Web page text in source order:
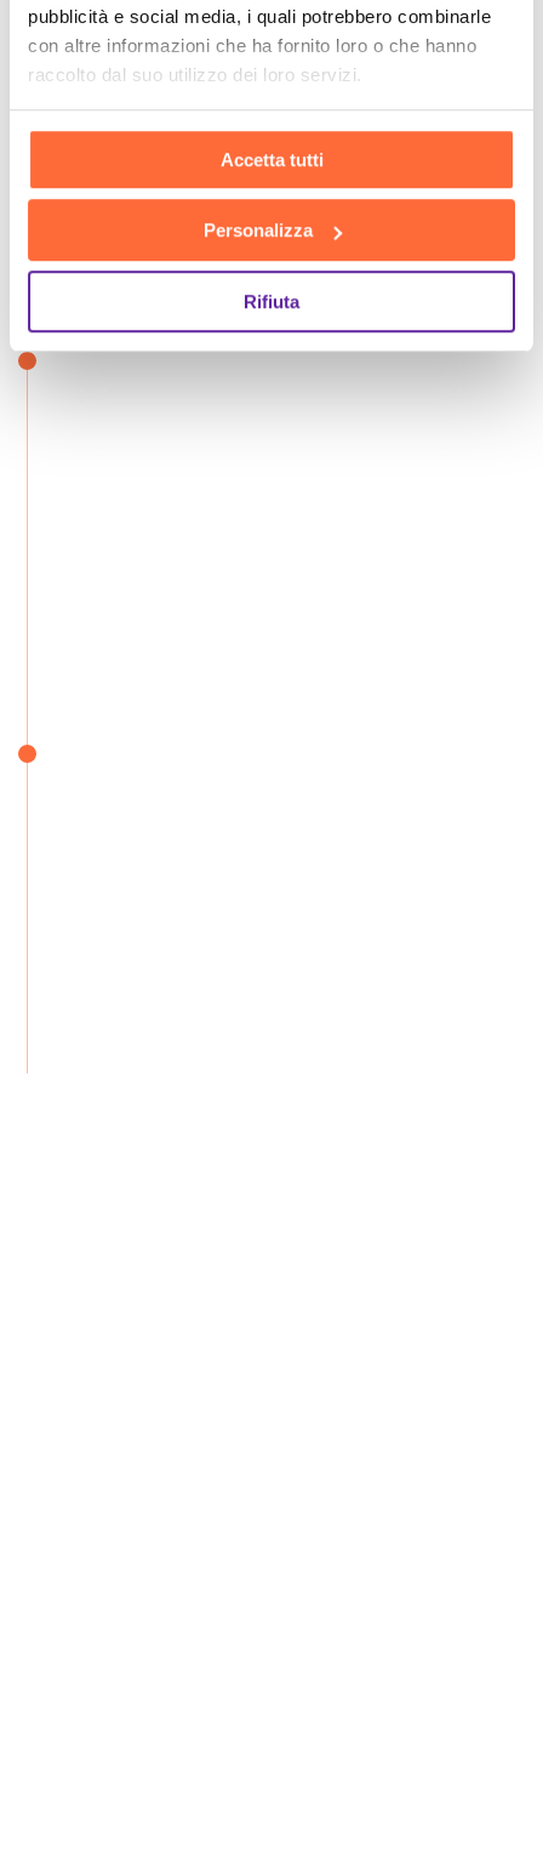
pubblicità e social media, i quali potrebbero combinarle
con altre informazioni che ha fornito loro o che hanno
raccolto dal suo utilizzo dei loro servizi.
Accetta tutti
Personalizza
Rifiuta